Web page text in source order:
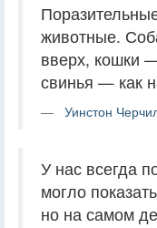
животные.
вверх, кошки
свинья — как
Уинстон
У нас всегда
могло
но на самом